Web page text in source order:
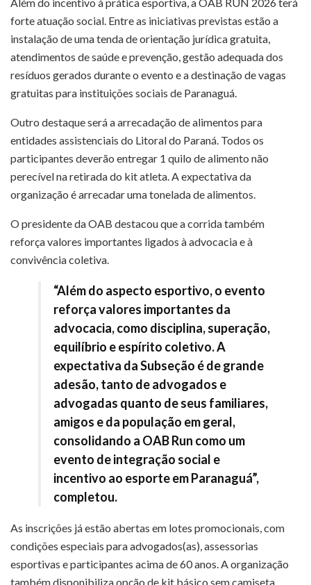
forte atuação social. Entre as iniciativas previstas estão a
instalação de uma tenda de orientação jurídica gratuita,
atendimentos de saúde e prevenção, gestão adequada dos
resíduos gerados durante o evento e a destinação de vagas
gratuitas para instituições sociais de Paranaguá.
Outro destaque será a arrecadação de alimentos para
entidades assistenciais do Litoral do Paraná. Todos os
participantes deverão entregar 1 quilo de alimento não
perecível na retirada do kit atleta. A expectativa da
organização é arrecadar uma tonelada de alimentos.
O presidente da OAB destacou que a corrida também
reforça valores importantes ligados à advocacia e à
convivência coletiva.
“Além do aspecto esportivo, o evento
reforça valores importantes da
advocacia, como disciplina, superação,
equilíbrio e espírito coletivo. A
expectativa da Subseção é de grande
adesão, tanto de advogados e
advogadas quanto de seus familiares,
amigos e da população em geral,
consolidando a OAB Run como um
evento de integração social e
incentivo ao esporte em Paranaguá”,
completou.
As inscrições já estão abertas em lotes promocionais, com
condições especiais para advogados(as), assessorias
esportivas e participantes acima de 60 anos. A organização
também disponibiliza opção de kit básico sem camiseta.